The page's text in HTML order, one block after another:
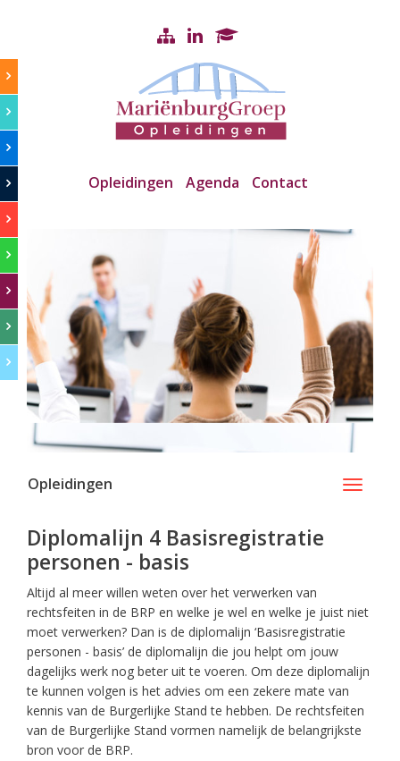
Opleidingen Agenda Contact
Toggle
Opleidingen
Diplomalijn 4 Basisregistratie
personen - basis
Altijd al meer willen weten over het verwerken van
rechtsfeiten in de BRP en welke je wel en welke je juist niet
moet verwerken? Dan is de diplomalijn ‘Basisregistratie
personen - basis’ de diplomalijn die jou helpt om jouw
dagelijks werk nog beter uit te voeren. Om deze diplomalijn
te kunnen volgen is het advies om een zekere mate van
kennis van de Burgerlijke Stand te hebben. De rechtsfeiten
van de Burgerlijke Stand vormen namelijk de belangrijkste
bron voor de BRP.